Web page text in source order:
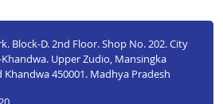
Block-D. 2nd Floor. Shop No. 202. City
Upper Zudio, Mansingka
Khandwa 450001. Madhya Pradesh